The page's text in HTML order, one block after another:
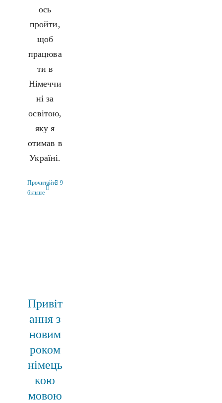
ось
пройти,
щоб
працюва
ти в
Німеччи
ні за
освітою,
яку я
отимав в
Україні.
Прочитайте
більше
9
Привіт
ання з
новим
роком
німець
кою
мовою